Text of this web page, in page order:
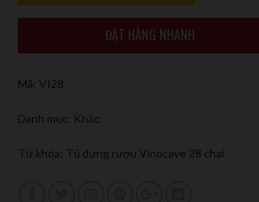
ĐẶT HÀNG NHANH
Mã: VI28
Danh mục: Khác
Từ khóa: Tủ đựng rượu Vinocave 28 chai